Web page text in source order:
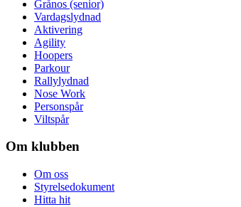
Grånos (senior)
Vardagslydnad
Aktivering
Agility
Hoopers
Parkour
Rallylydnad
Nose Work
Personspår
Viltspår
Om klubben
Om oss
Styrelsedokument
Hitta hit